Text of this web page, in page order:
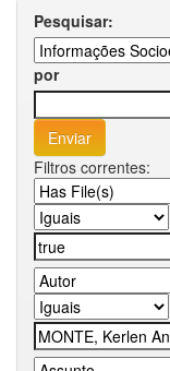
Pesquisar:
por
Filtros correntes: